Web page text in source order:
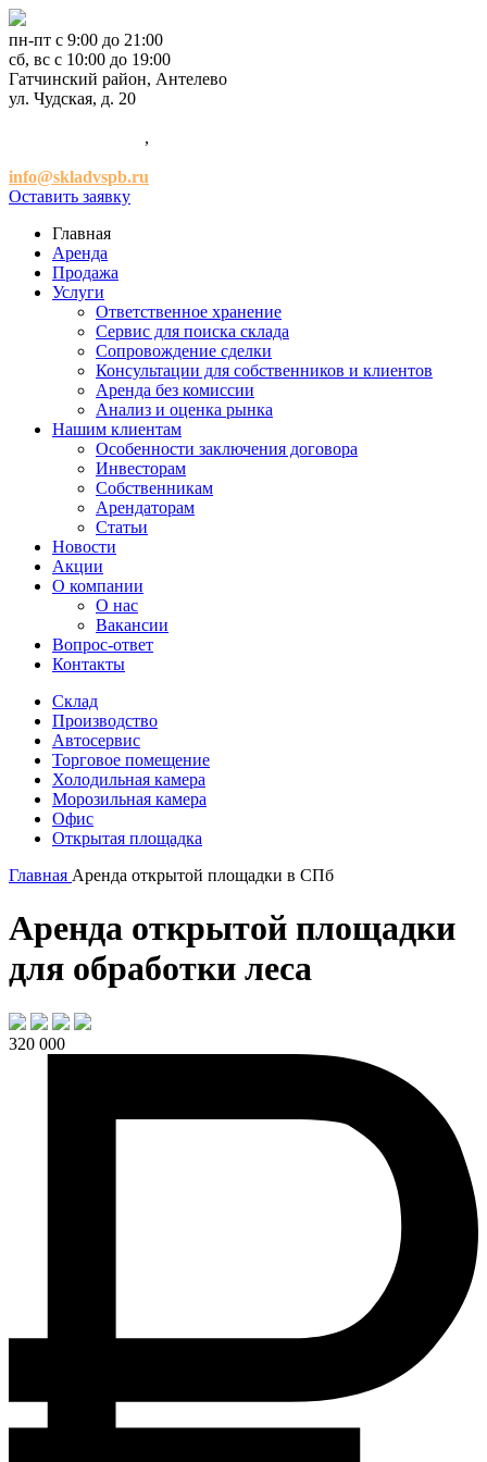
пн-пт с 9:00 до 21:00
сб, вс с 10:00 до 19:00
Гатчинский район, Антелево
ул. Чудская, д. 20
,
info@skladvspb.ru
Оставить заявку
Главная
Аренда
Продажа
Услуги
Ответственное хранение
Сервис для поиска склада
Сопровождение сделки
Консультации для собственников и клиентов
Аренда без комиссии
Анализ и оценка рынка
Нашим клиентам
Особенности заключения договора
Инвесторам
Собственникам
Арендаторам
Статьи
Новости
Акции
О компании
О нас
Вакансии
Вопрос-ответ
Контакты
Склад
Производство
Автосервис
Торговое помещение
Холодильная камера
Морозильная камера
Офис
Открытая площадка
Главная Аренда открытой площадки в СПб
Аренда открытой площадки
для обработки леса
320 000